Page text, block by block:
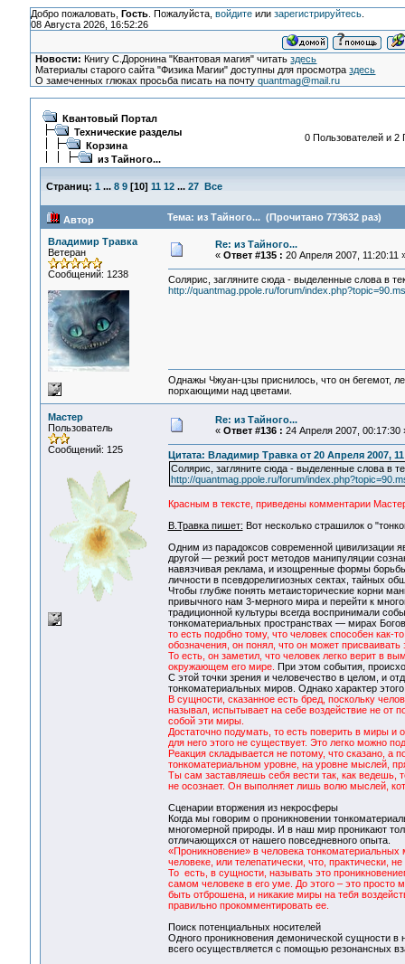
Добро пожаловать, Гость. Пожалуйста, войдитеили зарегистрируйтесь.
08 Августа 2026, 16:52:26
Новости: Книгу С.Доронина "Квантовая магия" читатьздесь
Материалы старого сайта "Физика Магии" доступны для просмотраздесь
О замеченных глюках просьба писать на почтуquantmag@mail.ru
Квантовый Портал
Технические разделы
Корзина
из Тайного...
0 Пользователей и 2
Страниц: 1 ... 8 9[10] 11 12 ... 27 Все
Автор Тема: из Тайного... (Прочитано 773632 раз)
Владимир Травка
Ветеран
Сообщений: 1238
Re: из Тайного...
« Ответ #135 : 20 Апреля 2007, 11:20:11
Солярис, загляните сюда - выделенные слова в
http://quantmag.ppole.ru/forum/
Однажы Чжуан-цзы приснилось, что он бегемот,
порхающими над цветами.
Мастер
Пользователь
Сообщений: 125
Re: из Тайного...
« Ответ #136 : 24 Апреля 2007, 00:17:30
Цитата: Владимир Травка от 20 Апреля 2007,
Солярис, загляните сюда - выделенные слова в
http://quantmag.ppole.ru/forum/
Красным в тексте, приведены комментарии
В.Травка пишет: Вот несколько страшилок о
Одним из парадоксов современной цивилизации
другой — резкий рост методов манипуляции
навязчивая реклама, и изощренные формы
личности в псевдорелигиозных сектах, тайных
Чтобы глубже понять метаисторические корни
привычного нам 3-мерного мира и перейти к
традиционной культуры всегда воспринимали
тонкоматериальных пространствах — мирах
то есть подобно тому, что человек способен как-
обозначения, он понял, что он может
То есть, он заметил, что человек легко верит в
окружающем его мире.
При этом события,
С этой точки зрения и человечество в целом, и
тонкоматериальных миров. Однако характер
В сущности, сказанное есть бред, поскольку
называл, испытывает на себе воздействие не от
собой эти миры.
Достаточно подумать, то есть поверить в миры
для него этого не существует. Это легко можно
Реакция складывается не потому, что сказано, а
тонкоматериальном уровне, на уровне мыслей,
Ты сам заставляешь себя вести так, как ведешь,
не осознает. Он выполняет лишь волю мыслей,
Сценарии вторжения из некросферы
Когда мы говорим о проникновении
многомерной природы. И в наш мир проникают
отличающихся от нашего повседневного опыта.
«Проникновение» в человека
человеке, или телепатически, что, практически,
То есть, в сущности, называть это
самом человеке в его уме. До этого – это
быть отброшена, и никакие миры на тебя
правильно прокомментировать ее.
Поиск потенциальных носителей
Одного проникновения демонической сущности
всего осуществляется с помощью резонансных